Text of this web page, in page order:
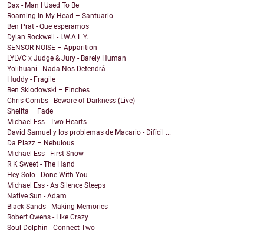
Dax - Man I Used To Be
Roaming In My Head – Santuario
Ben Prat - Que esperamos
Dylan Rockwell - I.W.A.L.Y.
SENSOR NOISE – Apparition
LYLVC x Judge & Jury - Barely Human
Yolihuani - Nada Nos Detendrá
Huddy - Fragile
Ben Sklodowski – Finches
Chris Combs - Beware of Darkness (Live)
Shelita – Fade
Michael Ess - Two Hearts
David Samuel y los problemas de Macario - Difícil ...
Da Plazz – Nebulous
Michael Ess - First Snow
R K Sweet - The Hand
Hey Solo - Done With You
Michael Ess - As Silence Steeps
Native Sun - Adam
Black Sands - Making Memories
Robert Owens - Like Crazy
Soul Dolphin - Connect Two